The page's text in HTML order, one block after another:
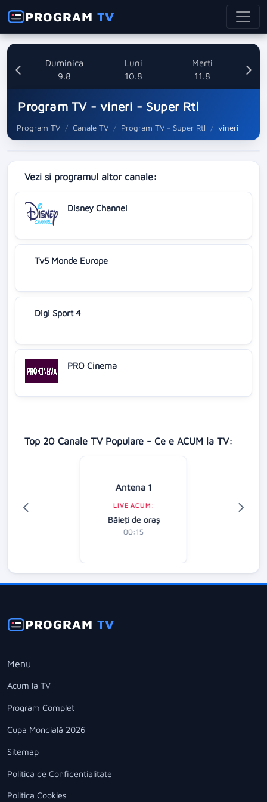
PROGRAMTV
Duminica
9.8
Luni
10.8
Marti
11.8
Program TV - vineri - Super Rtl
Program TV Canale TV Program TV - Super Rtl vineri
Vezi si programul altor canale:
Disney Channel
Tv5 Monde Europe
Digi Sport 4
PRO Cinema
Top 20 Canale TV Populare - Ce e ACUM la TV:
Antena 1
LIVE ACUM:
Băieţi de oraş
00:15
PROGRAMTV
Menu
Acum la TV
Program Complet
Cupa Mondială 2026
Sitemap
Politica de Confidentialitate
Politica Cookies